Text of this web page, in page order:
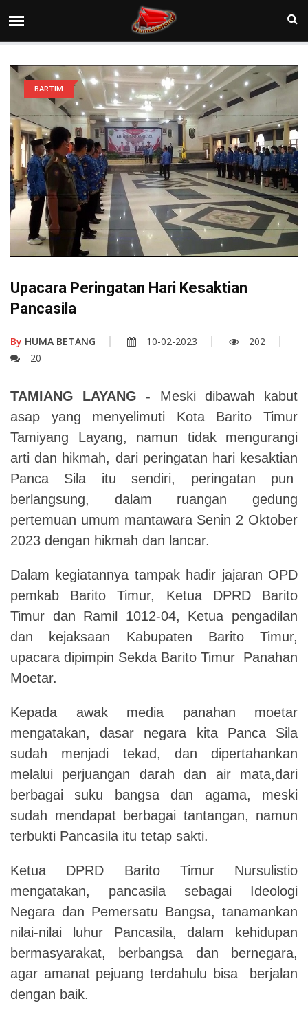
BARTIM
Upacara Peringatan Hari Kesaktian
Pancasila
By HUMA BETANG 10-02-2023
202
20
TAMIANG LAYANG - Meski dibawah kabut
asap yang menyelimuti Kota Barito Timur
Tamiyang Layang, namun tidak mengurangi
arti dan hikmah, dari peringatan hari kesaktian
Panca Sila itu sendiri, peringatan pun
berlangsung, dalam ruangan gedung
pertemuan umum mantawara Senin 2 Oktober
2023 dengan hikmah dan lancar.
Dalam kegiatannya tampak hadir jajaran OPD
pemkab Barito Timur, Ketua DPRD Barito
Timur dan Ramil 1012-04, Ketua pengadilan
dan kejaksaan Kabupaten Barito Timur,
upacara dipimpin Sekda Barito Timur Panahan
Moetar.
Kepada awak media panahan moetar
mengatakan, dasar negara kita Panca Sila
sudah menjadi tekad, dan dipertahankan
melalui perjuangan darah dan air mata,dari
berbagai suku bangsa dan agama, meski
sudah mendapat berbagai tantangan, namun
terbukti Pancasila itu tetap sakti.
Ketua DPRD Barito Timur Nursulistio
mengatakan, pancasila sebagai Ideologi
Negara dan Pemersatu Bangsa, tanamankan
nilai-nilai luhur Pancasila, dalam kehidupan
bermasyarakat, berbangsa dan bernegara,
agar amanat pejuang terdahulu bisa berjalan
dengan baik.